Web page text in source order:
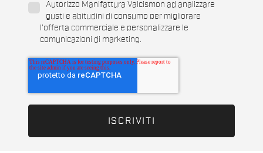
Autorizzo Manifattura Valcismon ad analizzare
gusti e abitudini di consumo per migliorare
l'offerta commerciale e personalizzare le
comunicazioni di marketing.